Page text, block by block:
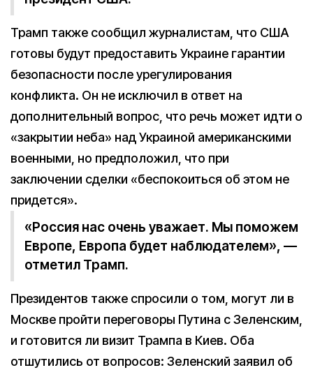
Трамп также сообщил журналистам, что США
готовы будут предоставить Украине гарантии
безопасности после урегулирования
конфликта. Он не исключил в ответ на
дополнительный вопрос, что речь может идти о
«закрытии неба» над Украиной американскими
военными, но предположил, что при
заключении сделки «беспокоиться об этом не
придется».
«Россия нас очень уважает. Мы поможем
Европе, Европа будет наблюдателем», —
отметил Трамп.
Президентов также спросили о том, могут ли в
Москве пройти переговоры Путина с Зеленским,
и готовится ли визит Трампа в Киев. Оба
отшутились от вопросов: Зеленский заявил об